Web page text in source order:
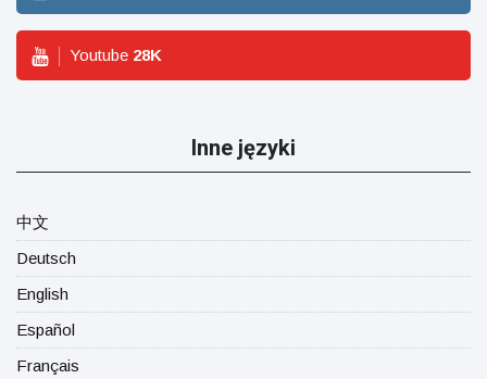
Youtube 28K
Inne języki
中文
Deutsch
English
Español
Français